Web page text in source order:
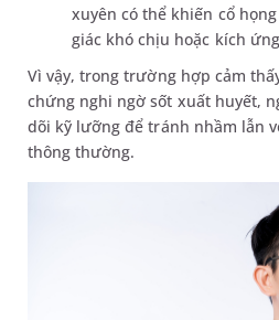
xuyên có thể khiến cổ
giác khó chịu hoặc kích
Vì vậy, trong trường hợp cảm
chứng nghi ngờ sốt xuất huyết,
dõi kỹ lưỡng để tránh nhầm lẫn
thông thường.